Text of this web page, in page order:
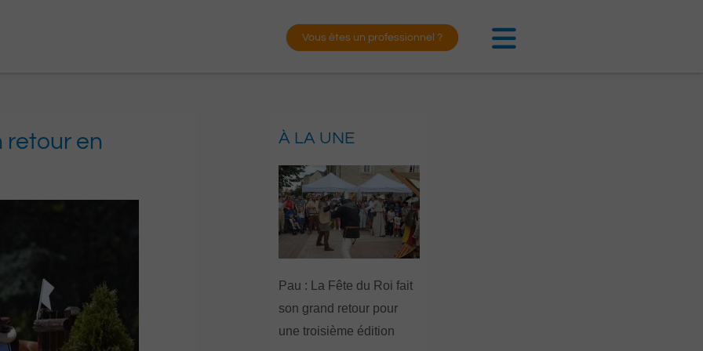
Vous êtes un professionnel ?
retour en
À LA UNE
Pau : La Fête du Roi fait
son grand retour pour
une troisième édition